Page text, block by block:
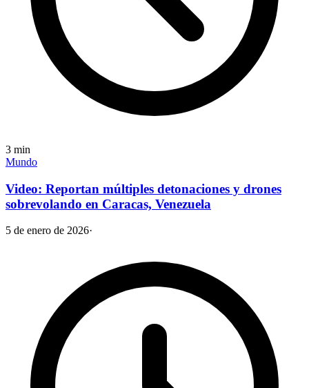
3 min
Mundo
Video: Reportan múltiples detonaciones y drones
sobrevolando en Caracas, Venezuela
5 de enero de 2026·